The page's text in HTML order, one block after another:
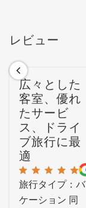
レビュー
広々とした
客室、優れ
たサービ
ス、ドライ
ブ旅行に最
適
旅行タイプ：バ
ケーション 同